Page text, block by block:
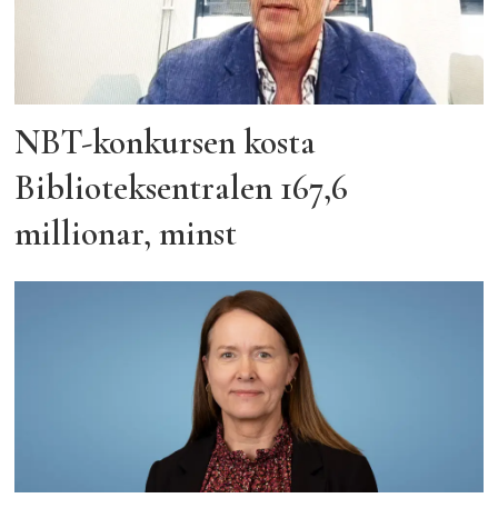
NBT-konkursen kosta
Biblioteksentralen 167,6
millionar, minst